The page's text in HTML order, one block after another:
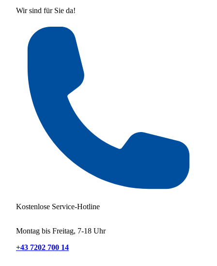
Wir sind für Sie da!
Kostenlose Service-Hotline
Montag bis Freitag, 7-18 Uhr
+43 7202 700 14